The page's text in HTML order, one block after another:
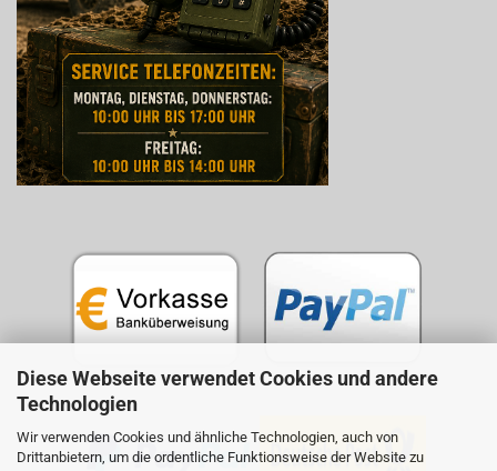
Diese Webseite verwendet Cookies und andere
Technologien
Wir verwenden Cookies und ähnliche Technologien, auch von
Drittanbietern, um die ordentliche Funktionsweise der Website zu